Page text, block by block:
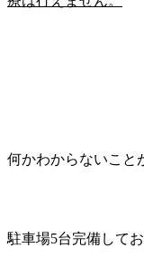
何かわからないこと
駐車場5台完備して